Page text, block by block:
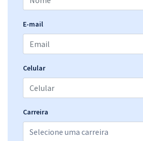
Politec PE - Polícia Científica de
R$ 255,84à vista
Economize R$ 63,96
Politec PE - Polícia Científica de
Química ou Química Industrial (Módulo
E-mail
Celular
Carreira